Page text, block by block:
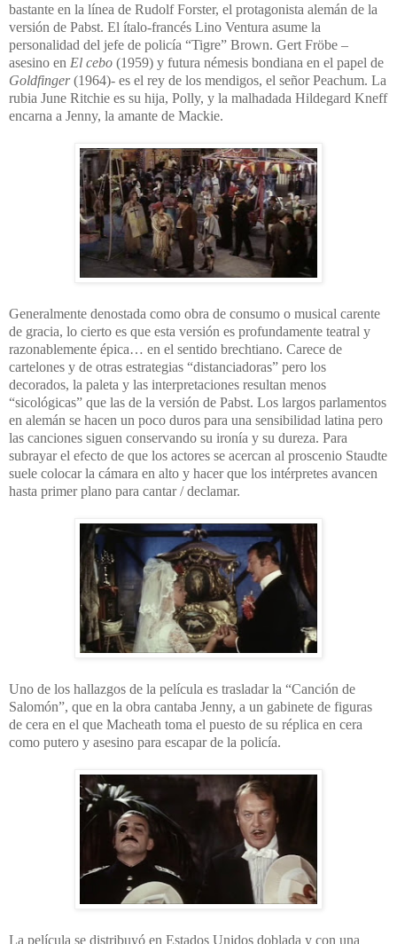
bastante en la línea de Rudolf Forster, el protagonista alemán de la
versión de Pabst. El ítalo-francés Lino Ventura asume la
personalidad del jefe de policía “Tigre” Brown. Gert Fröbe –
asesino en El cebo (1959) y futura némesis bondiana en el papel de
Goldfinger(1964)- es el rey de los mendigos, el señor Peachum. La
rubia June Ritchie es su hija, Polly, y la malhadada Hildegard Kneff
encarna a Jenny, la amante de Mackie.
Generalmente denostada como obra de consumo o musical carente
de gracia, lo cierto es que esta versión es profundamente teatral y
razonablemente épica… en el sentido brechtiano. Carece de
cartelones y de otras estrategias “distanciadoras” pero los
decorados, la paleta y las interpretaciones resultan menos
“sicológicas” que las de la versión de Pabst. Los largos parlamentos
en alemán se hacen un poco duros para una sensibilidad latina pero
las canciones siguen conservando su ironía y su dureza. Para
subrayar el efecto de que los actores se acercan al proscenio Staudte
suele colocar la cámara en alto y hacer que los intérpretes avancen
hasta primer plano para cantar / declamar.
Uno de los hallazgos de la película es trasladar la “Canción de
Salomón”, que en la obra cantaba Jenny, a un gabinete de figuras
de cera en el que Macheath toma el puesto de su réplica en cera
como putero y asesino para escapar de la policía.
La película se distribuyó en Estados Unidos doblada y con una